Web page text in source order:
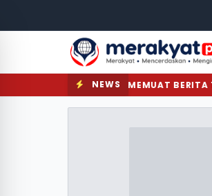
NEWS MEMUAT BERITA